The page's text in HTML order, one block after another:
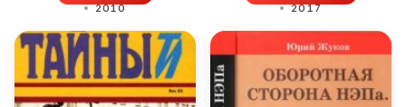
2010 2017